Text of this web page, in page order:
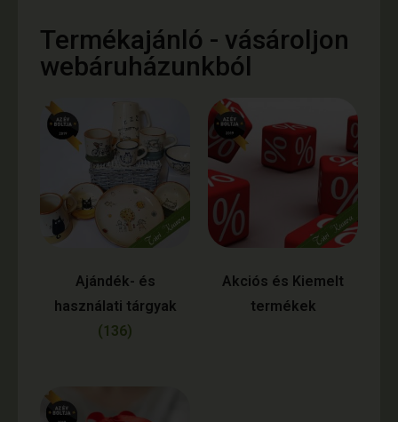
Termékajánló - vásároljon
webáruházunkból
Ajándék- és
használati tárgyak
(136)
Akciós és Kiemelt
termékek